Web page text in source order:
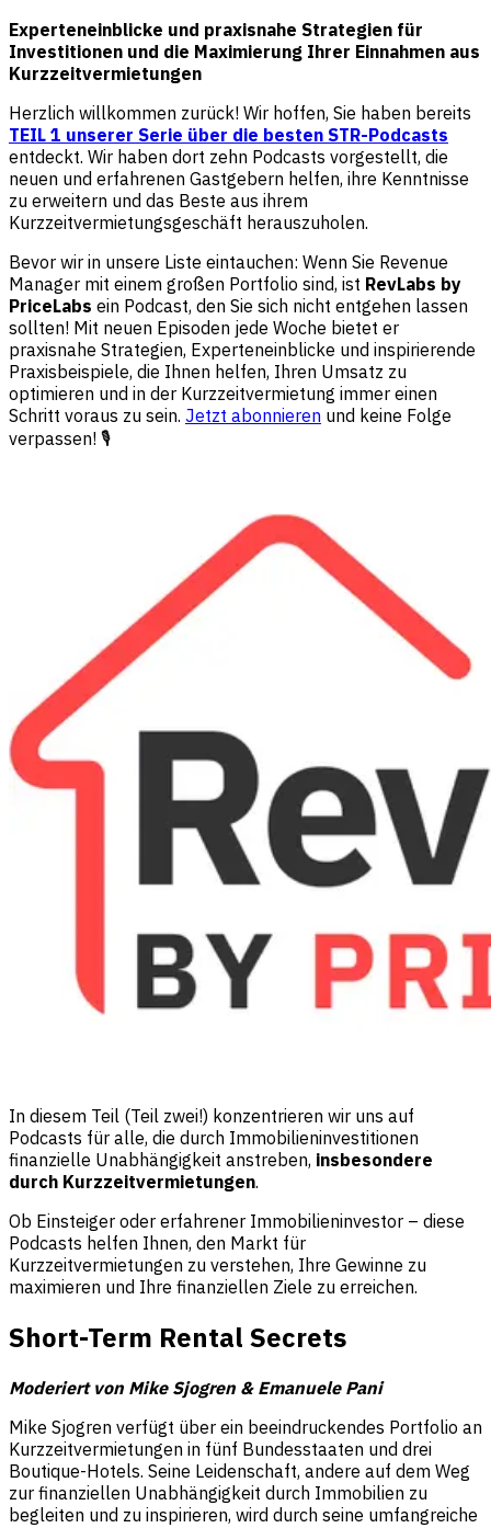
Experteneinblicke und praxisnahe Strategien für
Investitionen und die Maximierung Ihrer Einnahmen aus
Kurzzeitvermietungen
Herzlich willkommen zurück! Wir hoffen, Sie haben bereits
TEIL 1 unserer Serie über die besten STR-Podcasts
entdeckt. Wir haben dort zehn Podcasts vorgestellt, die
neuen und erfahrenen Gastgebern helfen, ihre Kenntnisse
zu erweitern und das Beste aus ihrem
Kurzzeitvermietungsgeschäft herauszuholen.
Bevor wir in unsere Liste eintauchen: Wenn Sie Revenue
Manager mit einem großen Portfolio sind, ist RevLabs by
PriceLabs ein Podcast, den Sie sich nicht entgehen lassen
sollten! Mit neuen Episoden jede Woche bietet er
praxisnahe Strategien, Experteneinblicke und inspirierende
Praxisbeispiele, die Ihnen helfen, Ihren Umsatz zu
optimieren und in der Kurzzeitvermietung immer einen
Schritt voraus zu sein. Jetzt abonnieren und keine Folge
verpassen! 🎙️
In diesem Teil (Teil zwei!) konzentrieren wir uns auf
Podcasts für alle, die durch Immobilieninvestitionen
finanzielle Unabhängigkeit anstreben, insbesondere
durch Kurzzeitvermietungen.
Ob Einsteiger oder erfahrener Immobilieninvestor – diese
Podcasts helfen Ihnen, den Markt für
Kurzzeitvermietungen zu verstehen, Ihre Gewinne zu
maximieren und Ihre finanziellen Ziele zu erreichen.
Short-Term Rental Secrets
Moderiert von Mike Sjogren & Emanuele Pani
Mike Sjogren verfügt über ein beeindruckendes Portfolio an
Kurzzeitvermietungen in fünf Bundesstaaten und drei
Boutique-Hotels. Seine Leidenschaft, andere auf dem Weg
zur finanziellen Unabhängigkeit durch Immobilien zu
begleiten und zu inspirieren, wird durch seine umfangreiche